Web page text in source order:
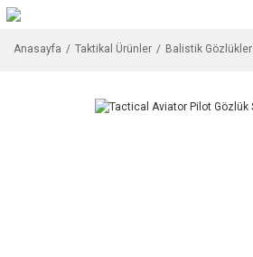
Anasayfa Taktikal Ürünler Balistik Gözlükler